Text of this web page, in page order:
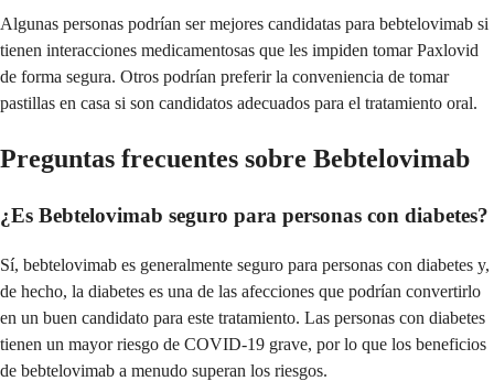
Algunas personas podrían ser mejores candidatas para bebtelovimab si
tienen interacciones medicamentosas que les impiden tomar Paxlovid
de forma segura. Otros podrían preferir la conveniencia de tomar
pastillas en casa si son candidatos adecuados para el tratamiento oral.
Preguntas frecuentes sobre Bebtelovimab
¿Es Bebtelovimab seguro para personas con diabetes?
Sí, bebtelovimab es generalmente seguro para personas con diabetes y,
de hecho, la diabetes es una de las afecciones que podrían convertirlo
en un buen candidato para este tratamiento. Las personas con diabetes
tienen un mayor riesgo de COVID-19 grave, por lo que los beneficios
de bebtelovimab a menudo superan los riesgos.